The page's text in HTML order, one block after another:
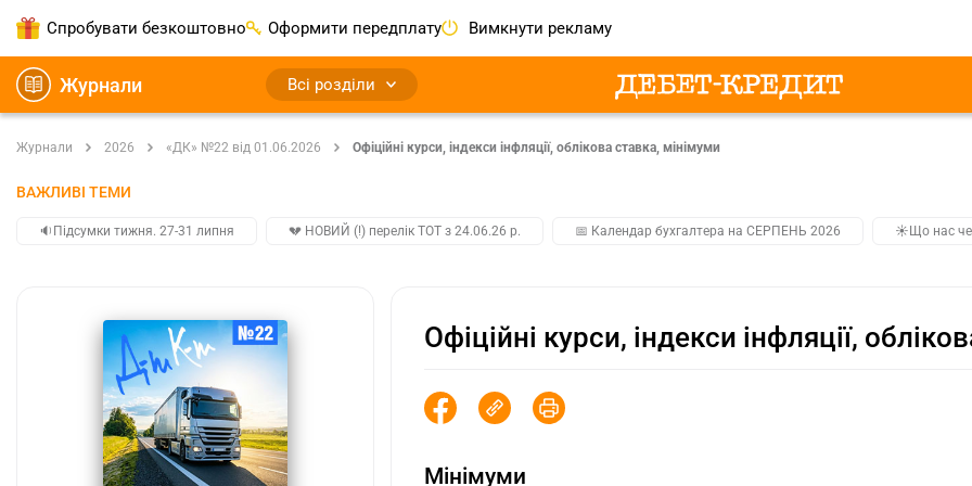
Спробувати безкоштовно Оформити передплату Вимкнути рекламу
Журнали Всі розділи
Журнали 2026 «ДК» №22 від 01.06.2026 Oфіційні курси, індекcи інфляції, облікова ставка, мінімуми
ВАЖЛИВІ ТЕМИ
🔉Підсумки тижня. 27-31 липня 💔 НОВИЙ (!) перелік ТОТ з 24.06.26 р. 📅 Календар бухгалтера на СЕРПЕНЬ 2026 ☀️Що нас
Oфіційні курси, індекcи інфляції,
Мінімуми